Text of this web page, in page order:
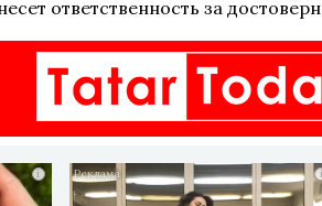
ответственность за
i i